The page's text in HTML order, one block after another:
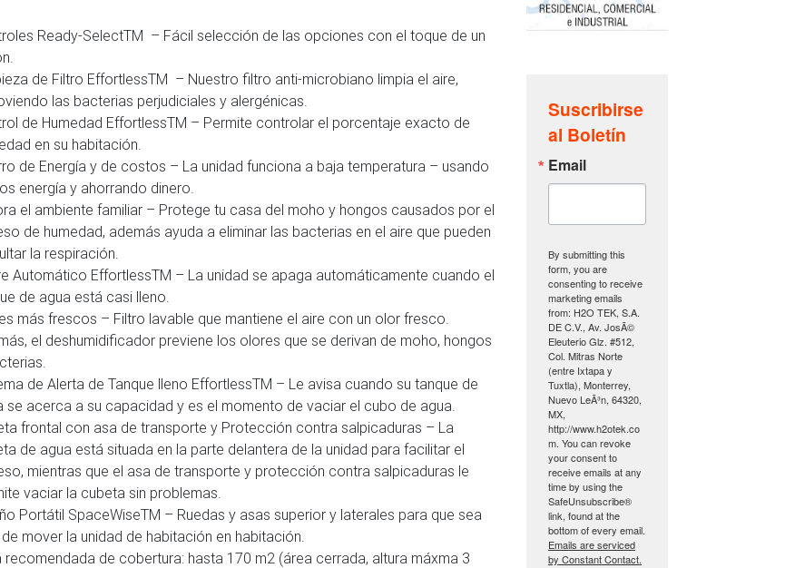
Ready-SelectTM – Fácil selección de las opciones con el toque de un
de Filtro EffortlessTM – Nuestro filtro anti-microbiano limpia el aire,
las bacterias perjudiciales y alergénicas.
de Humedad EffortlessTM – Permite controlar el porcentaje exacto de
en su habitación.
de Energía y de costos – La unidad funciona a baja temperatura – usando
energía y ahorrando dinero.
el ambiente familiar – Protege tu casa del moho y hongos causados por el
de humedad, además ayuda a eliminar las bacterias en el aire que pueden
la respiración.
Automático EffortlessTM – La unidad se apaga automáticamente cuando el
de agua está casi lleno.
más frescos – Filtro lavable que mantiene el aire con un olor fresco.
el deshumidificador previene los olores que se derivan de moho, hongos
de Alerta de Tanque lleno EffortlessTM – Le avisa cuando su tanque de
se acerca a su capacidad y es el momento de vaciar el cubo de agua.
frontal con asa de transporte y Protección contra salpicaduras – La
de agua está situada en la parte delantera de la unidad para facilitar el
mientras que el asa de transporte y protección contra salpicaduras le
vaciar la cubeta sin problemas.
Portátil SpaceWiseTM – Ruedas y asas superior y laterales para que sea
mover la unidad de habitación en habitación.
recomendada de cobertura: hasta 170 m2 (área cerrada, altura máxma 3
Suscribirse
al Boletín
Email
By submitting this
form, you are
consenting to receive
marketing emails
from: H2O TEK, S.A.
DE C.V., Av. JosÃ©
Eleuterio Glz. #512,
Col. Mitras Norte
(entre Ixtapa y
Tuxtla), Monterrey,
Nuevo LeÃ³n, 64320,
MX,
http://www.h2otek.co
m. You can revoke
your consent to
receive emails at any
time by using the
SafeUnsubscribe®
link, found at the
bottom of every email.
Emails are serviced
by Constant Contact.